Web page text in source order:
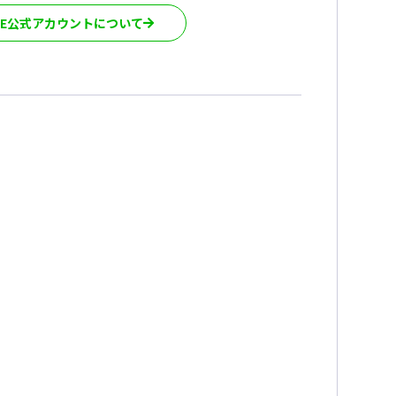
公式アカウントについて